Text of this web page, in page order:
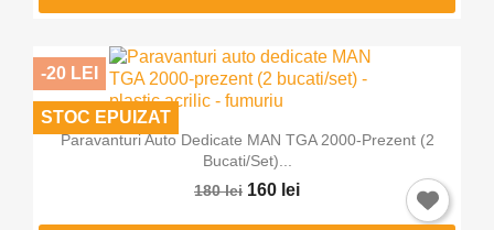
Paravanturi Auto Dedicate MAN TGA 2000-Prezent (2
Bucati/set)...
180 lei 160 lei
-20 LEI
STOC EPUIZAT